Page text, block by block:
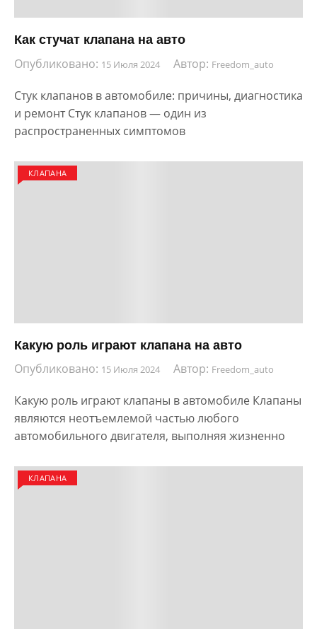
Как стучат клапана на авто
Опубликовано: 15 Июля 2024 Автор: Freedom_auto
Стук клапанов в автомобиле: причины, диагностика
и ремонт Стук клапанов — один из
распространенных симптомов
КЛАПАНА
Какую роль играют клапана на авто
Опубликовано: 15 Июля 2024 Автор: Freedom_auto
Какую роль играют клапаны в автомобиле Клапаны
являются неотъемлемой частью любого
автомобильного двигателя, выполняя жизненно
КЛАПАНА